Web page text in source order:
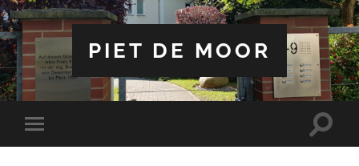
PIET DE MOOR
Toggle
mobiel
Toggle